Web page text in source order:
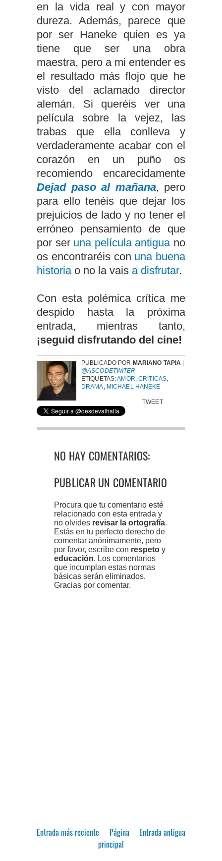
en la vida real y con mayor
dureza. Además, parece que
por ser Haneke quien es ya
tiene que ser una obra
maestra, pero a mi entender es
el resultado más flojo que he
visto del aclamado director
alemán. Si queréis ver una
película sobre la vejez, las
trabas que ella conlleva y
verdaderamente acabar con el
corazón en un puño os
recomiendo encarecidamente
Dejad paso al mañana, pero
para ello tenéis que dejar los
prejuicios de lado y no tener el
erróneo pensamiento de que
por ser una película antiguano
os encontraréis con una buena
historiao no la vais a disfrutar.
Con esta polémica crítica me
despido hasta la próxima
entrada, mientras tanto,
¡seguid disfrutando del cine!
PUBLICADO POR MARIANO TAPIA |
@ASCODETWITER
ETIQUETAS:AMOR ,CRÍTICAS
DRAMA MICHAEL HANEKE
TWEET
NO HAY COMENTARIOS:
PUBLICAR UN COMENTARIO
Procura que tu comentario esté
relacionado con esta entrada y
no olvides revisar la ortografía.
Estás en tu perfecto derecho de
comentar anónimamente, pero
por favor, escribe con respeto y
educación. Los comentarios
que incumplan estas normas
básicas serán eliminados.
Gracias por comentar.
Entrada más reciente Entrada antigua
Página
principal